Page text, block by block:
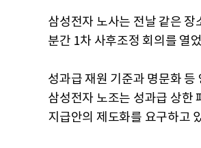
삼성전자 노사는 전날 같은
분간 1차 사후조정 회의를 열
성과급 재원 기준과 명문화
삼성전자 노조는 성과급 상한
지급안의 제도화를 요구하고